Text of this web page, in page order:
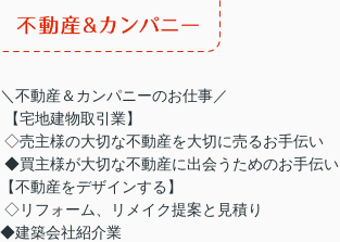
＼不動産＆カンパニーのお仕事／
【宅地建物取引業】
◇売主様の大切な不動産を大切に売るお手伝い
◆買主様が大切な不動産に出会うためのお手伝い
【不動産をデザインする】
◇リフォーム、リメイク提案と見積り
◆建築会社紹介業